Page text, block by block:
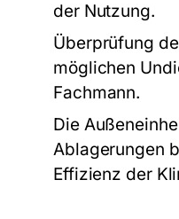
der Nutzung.
Überprüfung
möglichen
Fachmann.
Die
Ablagerungen
Effizienz der